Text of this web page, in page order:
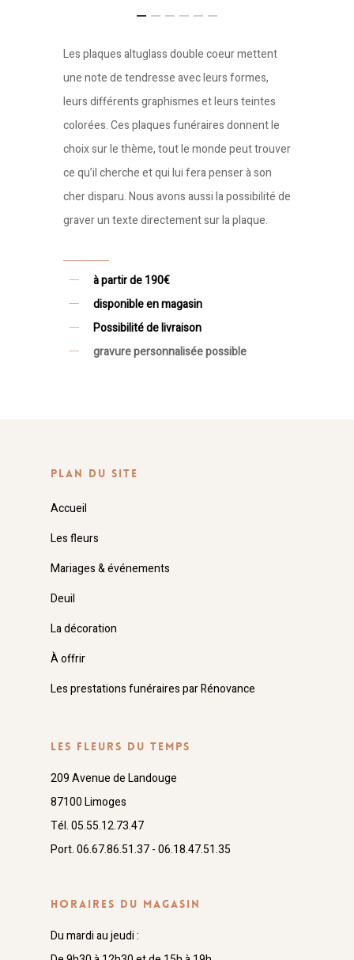
Les plaques altuglass double coeur mettent
une note de tendresse avec leurs formes,
leurs différents graphismes et leurs teintes
colorées. Ces plaques funéraires donnent le
choix sur le thème, tout le monde peut trouver
ce qu’il cherche et qui lui fera penser à son
cher disparu. Nous avons aussi la possibilité de
graver un texte directement sur la plaque.
à partir de 190€
disponible en magasin
Possibilité de livraison
gravure personnalisée possible
PLAN DU SITE
Accueil
Les fleurs
Mariages & événements
Deuil
La décoration
À offrir
Les prestations funéraires par Rénovance
LES FLEURS DU TEMPS
209 Avenue de Landouge
87100 Limoges
Tél. 05.55.12.73.47
Port. 06.67.86.51.37 - 06.18.47.51.35
HORAIRES DU MAGASIN
Du mardi au jeudi :